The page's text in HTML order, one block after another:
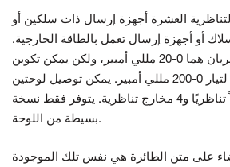
العشرة أجهزة إرسال ذات سلكين أو
أو أجهزة إرسال تعمل بالطاقة الخارجية.
المخرجان التناظريان هما 0-20 مللي أمبير، ولكن يمكن تكوين
أحدهما لتيار 0-200 مللي أمبير. يمكن توصيل لوحتين DTAI بـ VAIC
لإجمالي 20 مدخلاً تناظريًا و4 مخارج تناظرية. يتوفر فقط نسخة
بسيطة من اللوحة.
على متن الطائرة هي نفس تلك الموجودة